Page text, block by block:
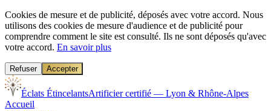
Cookies de mesure et de publicité, déposés avec votre accord. Nous
utilisons des cookies de mesure d'audience et de publicité pour
comprendre comment le site est consulté. Ils ne sont déposés qu'avec
votre accord. En savoir plus
Refuser Accepter
Éclats ÉtincelantsArtificier certifié — Lyon & Rhône-Alpes
Accueil